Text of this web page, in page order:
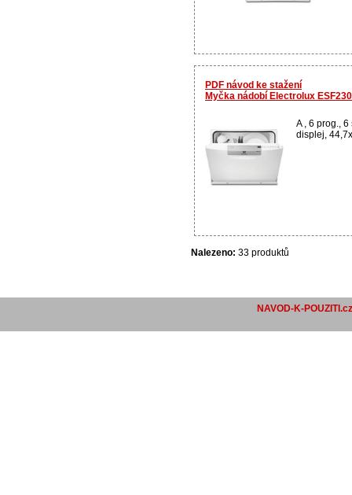
PDF návod ke stažení
Myčka nádobí Electrolux
A , 6 prog.,
displej,
Nalezeno: 33 produktů
NAVOD-K-POUZITI.cz